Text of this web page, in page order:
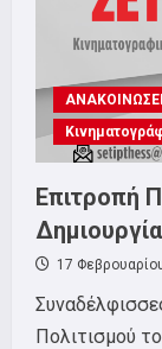
Επιτροπή
17
Πολιτισμού